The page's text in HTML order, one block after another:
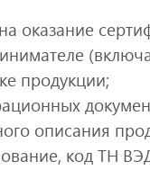
оказание
продукции;
описания
код ТН